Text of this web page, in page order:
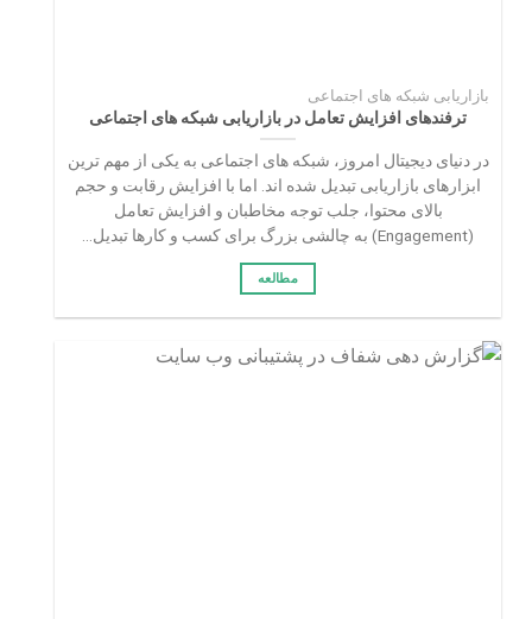
بازاریابی شبکه های اجتماعی
ترفندهای افزایش تعامل در بازاریابی شبکه‌ های اجتماعی
در دنیای دیجیتال امروز، شبکه‌ های اجتماعی به یکی از مهم‌ ترین
ابزارهای بازاریابی تبدیل شده‌ اند. اما با افزایش رقابت و حجم
بالای محتوا، جلب توجه مخاطبان و افزایش تعامل
(Engagement) به چالشی بزرگ برای کسب‌ و کارها تبدیل...
مطالعه